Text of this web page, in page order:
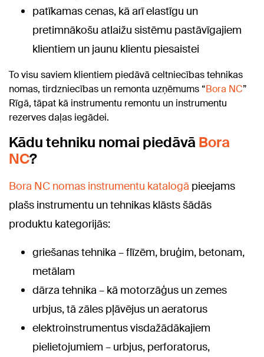
patīkamas cenas, kā arī elastīgu un
pretimnākošu atlaižu sistēmu pastāvīgajiem
klientiem un jaunu klientu piesaistei
To visu saviem klientiem piedāvā celtniecības tehnikas
nomas, tirdzniecības un remonta uzņēmums “Bora NC”
Rīgā, tāpat kā instrumentu remontu un instrumentu
rezerves daļas iegādei.
Kādu tehniku nomai piedāvā Bora
NC?
Bora NC nomas instrumentu katalogā pieejams
plašs instrumentu un tehnikas klāsts šādās
produktu kategorijās:
griešanas tehnika – flīzēm, bruģim, betonam,
metālam
dārza tehnika – kā motorzāģus un zemes
urbjus, tā zāles pļāvējus un aeratorus
elektroinstrumentus visdažādākajiem
pielietojumiem – urbjus, perforatorus,